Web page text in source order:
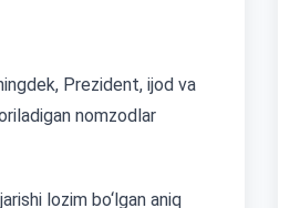
Prezident, ijod va
nomzodlar
lozim bo‘lgan aniq